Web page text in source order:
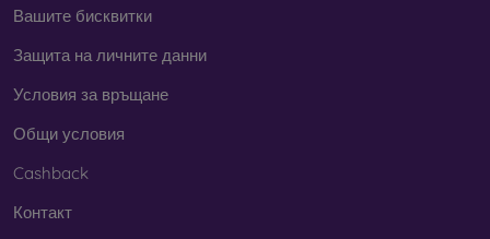
Вашите бисквитки
Защита на личните данни
Условия за връщане
Общи условия
Cashback
Контакт